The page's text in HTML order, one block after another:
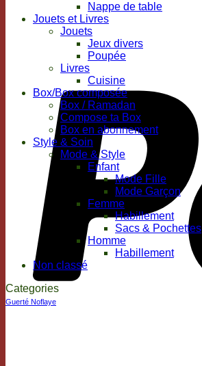
Nappe de table
Jouets et Livres
Jouets
Jeux divers
Poupée
Livres
Cuisine
Box/Box composée
Box / Ramadan
Compose ta Box
Box en abonnement
Style & Soin
Mode & Style
Enfant
Mode Fille
Mode Garçon
Femme
Habillement
Sacs & Pochettes
Homme
Habillement
Non classé
Categories
Guerté Noflaye